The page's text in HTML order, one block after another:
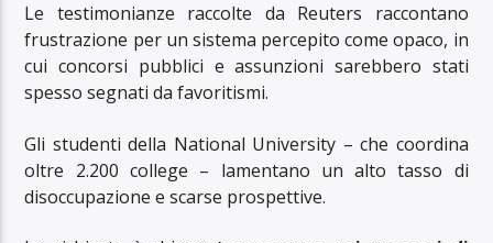
Le testimonianze raccolte da Reuters raccontano
frustrazione per un sistema percepito come opaco, in
cui concorsi pubblici e assunzioni sarebbero stati
spesso segnati da favoritismi.
Gli studenti della National University – che coordina
oltre 2.200 college – lamentano un alto tasso di
disoccupazione e scarse prospettive.